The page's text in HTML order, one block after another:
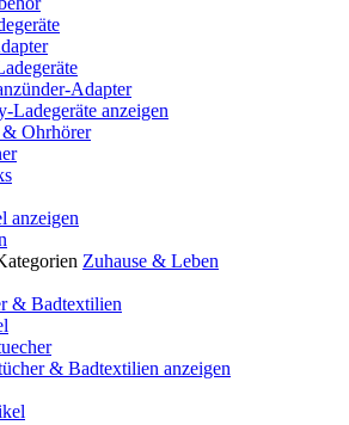
Adapter
Ladegeräte anzeigen
Ohrhörer
anzeigen
Zuhause & Leben
& Badtextilien
& Badtextilien anzeigen